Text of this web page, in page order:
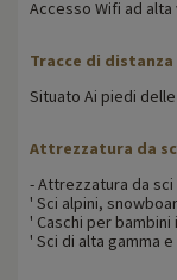
Accesso Wifi ad
Tracce di distanza
Situato Ai piedi
Attrezzatura da
- Attrezzatura da
' Sci alpini,
' Caschi per bambini
' Sci di alta gamma